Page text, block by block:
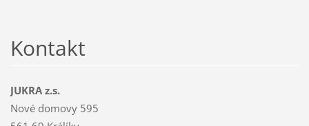
Kontakt
JUKRA z.s.
Nové domovy 595